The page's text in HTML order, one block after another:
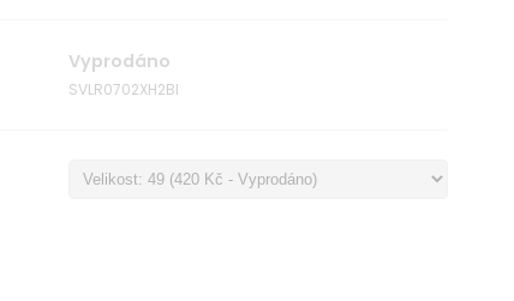
Vyprodáno
SVLR0702XH2BI